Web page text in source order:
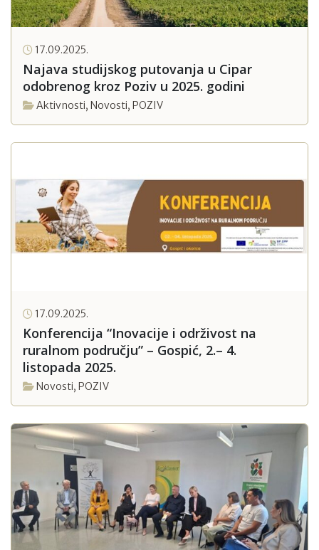
17.09.2025.
Najava studijskog putovanja u Cipar
odobrenog kroz Poziv u 2025. godini
Aktivnosti, Novosti, POZIV
17.09.2025.
Konferencija “Inovacije i održivost na
ruralnom području” – Gospić, 2.– 4.
listopada 2025.
Novosti, POZIV